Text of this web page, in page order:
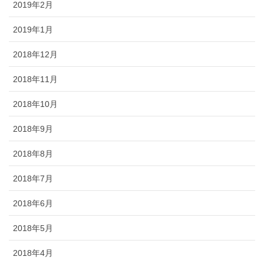
2019年2月
2019年1月
2018年12月
2018年11月
2018年10月
2018年9月
2018年8月
2018年7月
2018年6月
2018年5月
2018年4月